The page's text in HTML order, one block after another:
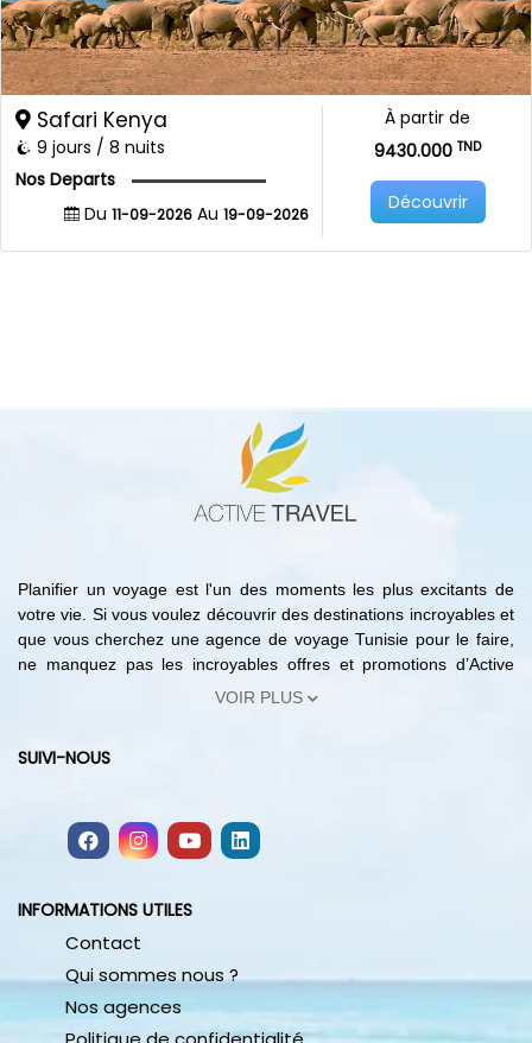
Safari Kenya
9 jours / 8 nuits
Nos Departs
Du 11-09-2026 Au 19-09-2026
À partir de
9430.000 TND
Découvrir
Planifier un voyage est l'un des moments les plus excitants de
votre vie. Si vous voulez découvrir des destinations incroyables et
que vous cherchez une agence de voyage Tunisie pour le faire,
ne manquez pas les incroyables offres et promotions d’Active
Travel. En effet, avec notre agence de voyage Tunisie vous
Tunisie et bien plus encore. Ainsi, du choix d'une destination à
domicile. Sur notre site, vous trouverez des bons plans, des
hôtels dans les meilleures destinations tunisiennes ainsi que des
packages complets pour des destinations internationales
merveilleuses. Réalisez votre voyage de rêve et partez à
VOIR PLUS
SUIVI-NOUS
INFORMATIONS UTILES
Contact
Qui sommes nous ?
Nos agences